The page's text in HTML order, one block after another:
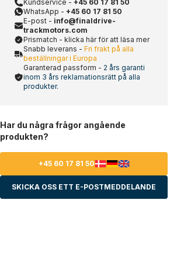
Kundservice - +45 60 17 81 50
WhatsApp - +45 60 17 81 50
E-post - info@finaldrive-
trackmotors.com
Prismatch - klicka här för att läsa mer
Snabb leverans - Fri frakt på alla
beställningar i Europa
Garanterad passform - 2 års garanti
inom 3 års reklamationsrätt på alla
produkter.
Har du några frågor angående
produkten?
+45 60 17 81 50
SKICKA OSS ETT E-POSTMEDDELANDE